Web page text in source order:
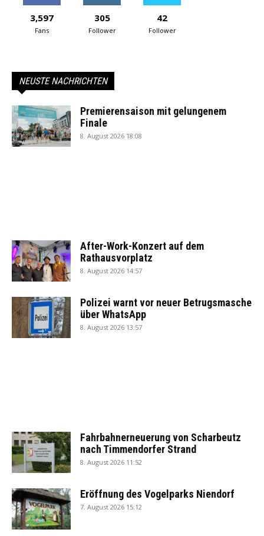
3,597
Fans
305
Follower
42
Follower
NEUSTE NACHRICHTEN
Premierensaison mit gelungenem
Finale
8. August 2026 18:08
After-Work-Konzert auf dem
Rathausvorplatz
8. August 2026 14:57
Polizei warnt vor neuer Betrugsmasche
über WhatsApp
8. August 2026 13:57
Fahrbahnerneuerung von Scharbeutz
nach Timmendorfer Strand
8. August 2026 11:52
Eröffnung des Vogelparks Niendorf
7. August 2026 15:12